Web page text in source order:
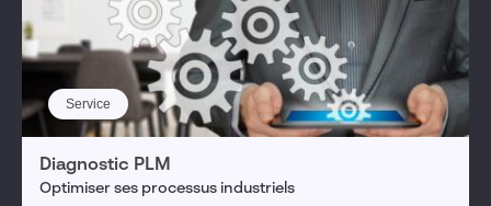
Service
Diagnostic PLM
Optimiser ses processus industriels